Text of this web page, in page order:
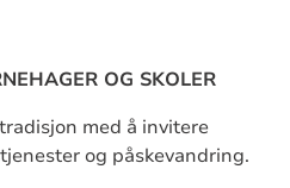
OG SKOLER
med å invitere
og påskevandring.